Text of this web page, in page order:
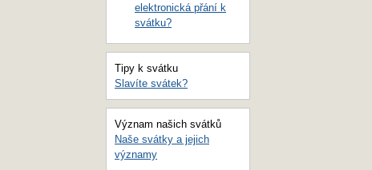
elektronická přání k
svátku?
Tipy k svátku
Slavíte svátek?
Význam našich svátků
Naše svátky a jejich
významy